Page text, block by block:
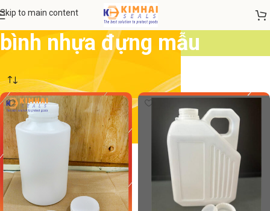
Skip to main content
bình nhựa đựng mẫu